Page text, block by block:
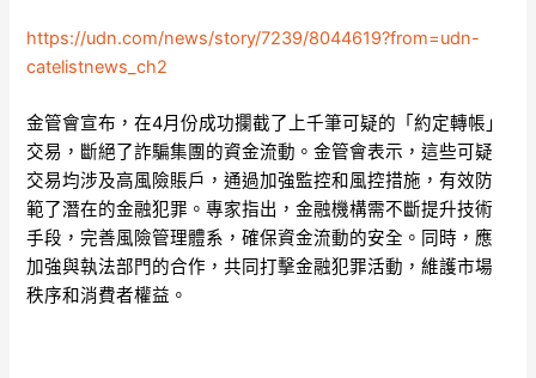
https://udn.com/news/story/7239/8044619?from=udn-
catelistnews_ch2
金管會宣布，在4月份成功攔截了上千筆可疑的「約定轉帳」
交易，斷絕了詐騙集團的資金流動。金管會表示，這些可疑
交易均涉及高風險賬戶，通過加強監控和風控措施，有效防
範了潛在的金融犯罪。專家指出，金融機構需不斷提升技術
手段，完善風險管理體系，確保資金流動的安全。同時，應
加強與執法部門的合作，共同打擊金融犯罪活動，維護市場
秩序和消費者權益。